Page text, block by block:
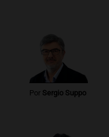
Por Sergio Suppo